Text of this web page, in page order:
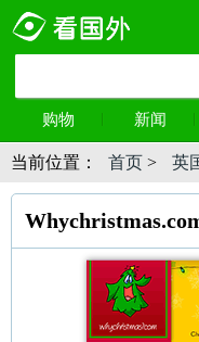
购物 新闻
当前位置： 首页 > 英